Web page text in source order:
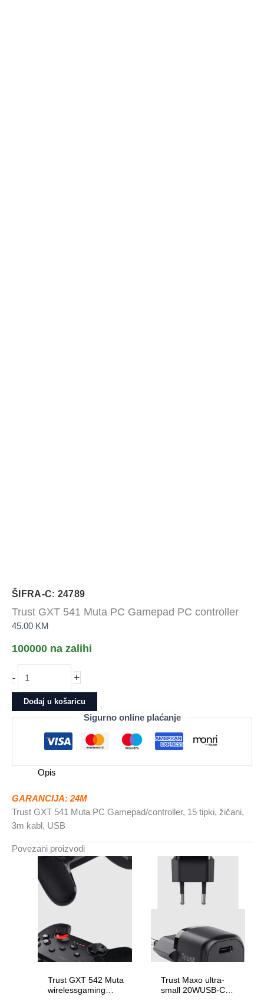
ŠIFRA-C: 24789
Trust GXT 541 Muta PC Gamepad PC controller
45.00 KM
100000 na zalihi
-
GXT
541
Muta
Gamepad
controller
količina
+
Dodaj u košaricu
Sigurno online plaćanje
Opis
GARANCIJA: 24M
Trust GXT 541 Muta PC Gamepad/controller, 15 tipki, žičani,
3m kabl, USB
Povezani proizvodi
Trust GXT 542 Muta
wirelessgaming
Trust Maxo ultra-
small 20WUSB-C